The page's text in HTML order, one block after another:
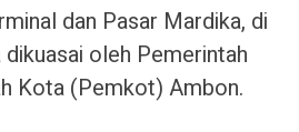
dan Pasar Mardika, di
oleh Pemerintah
Kota (Pemkot) Ambon.